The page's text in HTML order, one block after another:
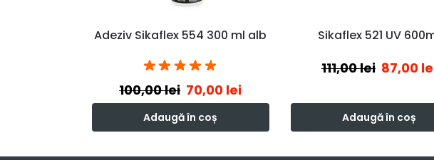
Adeziv Sikaflex 554 300 ml alb
100,00lei 70,00 lei
Adaugă în coș
Sikaflex 521 UV
111,00lei 87,00
Adaugă în coș